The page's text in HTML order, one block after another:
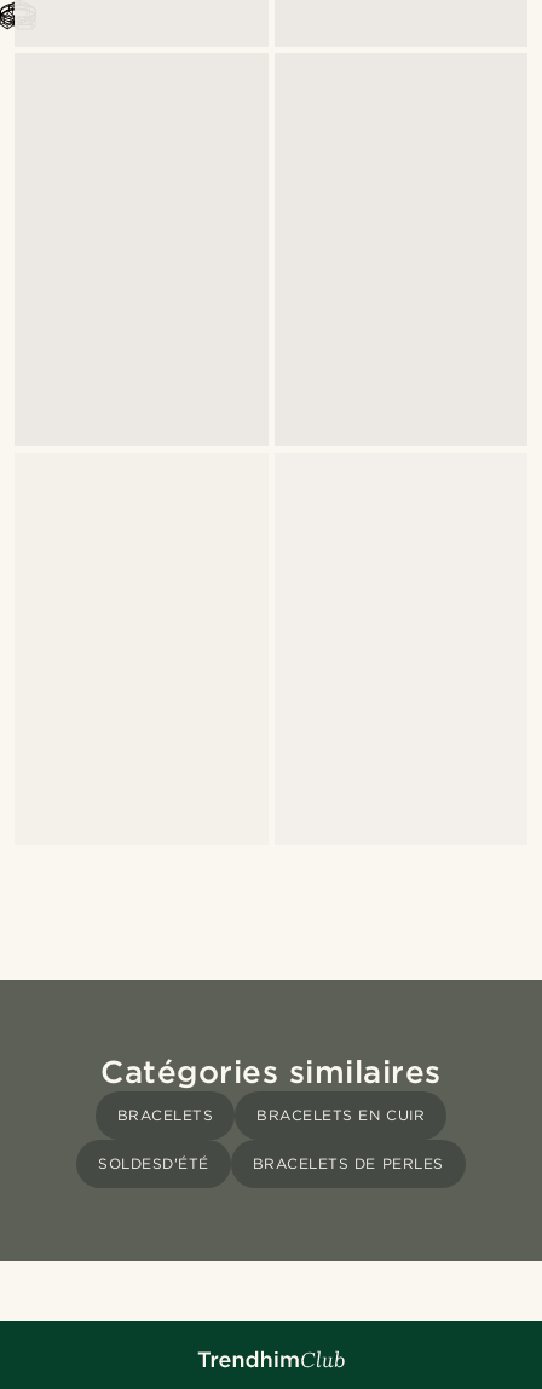
Catégories similaires
BRACELETS BRACELETS EN CUIR
SOLDESD'ÉTÉ BRACELETS DE PERLES